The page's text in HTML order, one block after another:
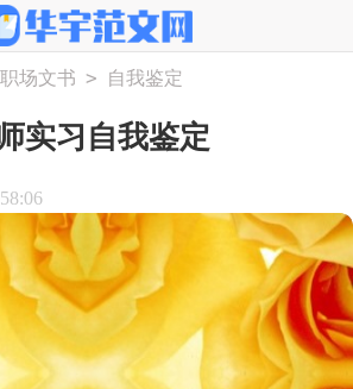
职场文书 > 自我鉴定
实习自我鉴定